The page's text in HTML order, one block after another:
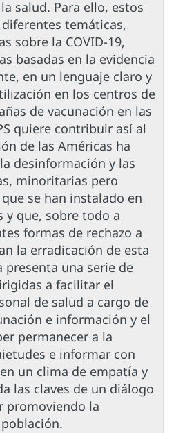
salud. Para ello, estos
temáticas,
sobre la COVID-19,
basadas en la evidencia
en un lenguaje claro y
en los centros de
de vacunación en las
quiere contribuir así al
de las Américas ha
desinformación y las
minoritarias pero
se han instalado en
y que, sobre todo a
formas de rechazo a
la erradicación de esta
presenta una serie de
a facilitar el
de salud a cargo de
e información y el
permanecer a la
e informar con
un clima de empatía y
las claves de un diálogo
promoviendo la